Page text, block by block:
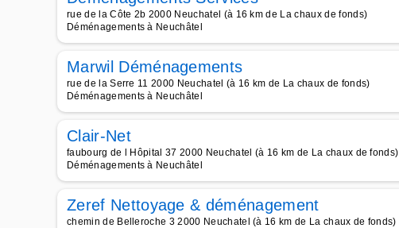
rue de la Côte 2b 2000 Neuchatel (à 16 km de La chaux de fonds)
Déménagements à Neuchâtel
Marwil Déménagements
rue de la Serre 11 2000 Neuchatel (à 16 km de La chaux de fonds)
Déménagements à Neuchâtel
Clair-Net
faubourg de l Hôpital 37 2000 Neuchatel (à 16 km de La chaux de fonds)
Déménagements à Neuchâtel
Zeref Nettoyage & déménagement
chemin de Belleroche 3 2000 Neuchatel (à 16 km de La chaux de fonds)